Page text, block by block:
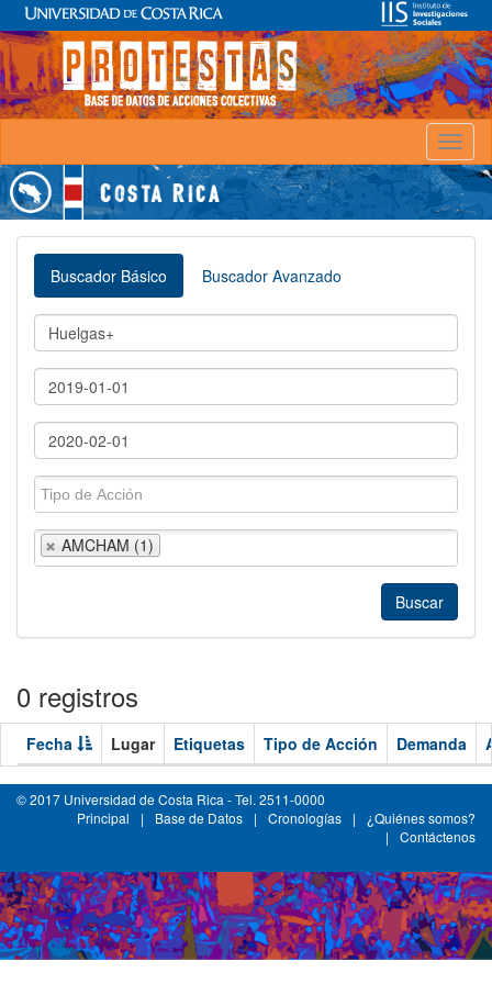
Buscador Básico Buscador Avanzado
AMCHAM (1)
0 registros
Fecha Lugar Etiquetas Tipo de Acción Demanda
© 2017 Universidad de Costa Rica - Tel. 2511-0000
Principal
| Base de Datos | Cronologías |
¿Quiénes somos?
|
Contáctenos